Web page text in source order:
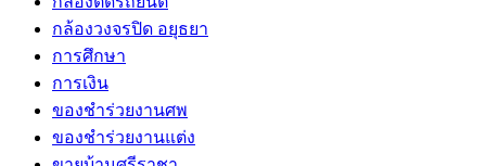
กล้องวงจรปิด อยุธยา
การศึกษา
การเงิน
ของชำร่วยงานศพ
ของชำร่วยงานแต่ง